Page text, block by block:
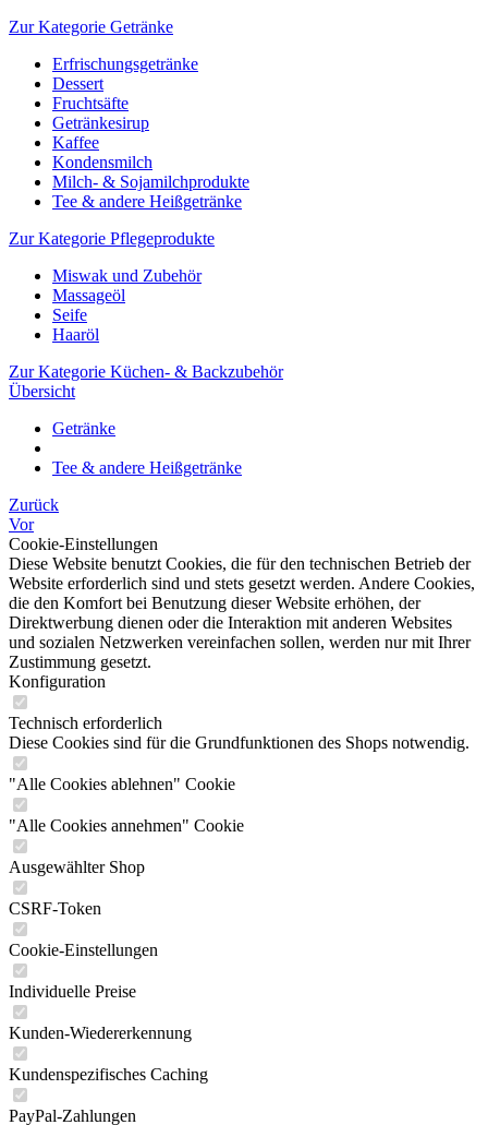
Zur Kategorie Getränke
Erfrischungsgetränke
Dessert
Fruchtsäfte
Getränkesirup
Kaffee
Kondensmilch
Milch- & Sojamilchprodukte
Tee & andere Heißgetränke
Zur Kategorie Pflegeprodukte
Miswak und Zubehör
Massageöl
Seife
Haaröl
Zur Kategorie Küchen- & Backzubehör
Übersicht
Getränke
Tee & andere Heißgetränke
Zurück
Vor
Cookie-Einstellungen
Diese Website benutzt Cookies, die für den technischen Betrieb der
Website erforderlich sind und stets gesetzt werden. Andere Cookies,
die den Komfort bei Benutzung dieser Website erhöhen, der
Direktwerbung dienen oder die Interaktion mit anderen Websites
und sozialen Netzwerken vereinfachen sollen, werden nur mit Ihrer
Zustimmung gesetzt.
Konfiguration
Technisch erforderlich
Diese Cookies sind für die Grundfunktionen des Shops notwendig.
"Alle Cookies ablehnen" Cookie
"Alle Cookies annehmen" Cookie
Ausgewählter Shop
CSRF-Token
Cookie-Einstellungen
Individuelle Preise
Kunden-Wiedererkennung
Kundenspezifisches Caching
PayPal-Zahlungen